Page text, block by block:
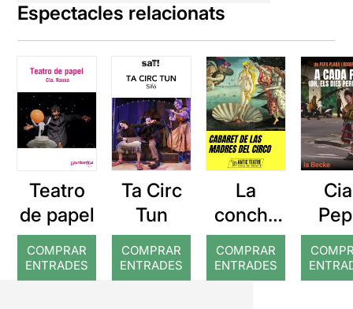
Espectacles relacionats
Teatro
de papel
COMPRAR
ENTRADES
Ta Circ
Tun
COMPRAR
ENTRADES
La
concha
de tu
madre
Cabaret
COMPRAR
ENTRADES
cada